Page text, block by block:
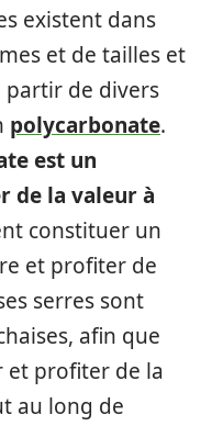
existent dans
et de tailles et
de divers
polycarbonate.
est un
de la valeur à
constituer un
et profiter de
serres sont
afin que
et profiter de la
au long de